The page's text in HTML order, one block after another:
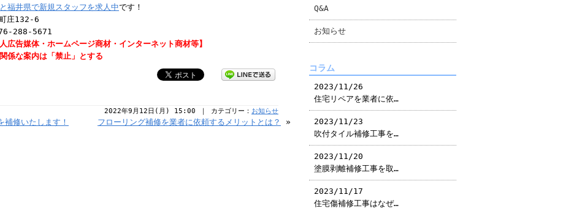
福井県で新規スタッフを求人中です！
庄132-6
288-5671
広告媒体・ホームページ商材・インターネット商材等】
係な案内は「禁止」とする
2022年9月12日(月) 15:00 ｜ カテゴリー： お知らせ
補修いたします！ フローリング補修を業者に依頼するメリットとは？ »
Q&A
お知らせ
コラム
2023/11/26
住宅リペアを業者に依…
2023/11/23
吹付タイル補修工事を…
2023/11/20
塗膜剥離補修工事を取…
2023/11/17
住宅傷補修工事はなぜ…